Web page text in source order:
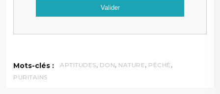
Mots-clés : APTITUDES, DON, NATURE, PÉCHÉ ,
PURITAINS